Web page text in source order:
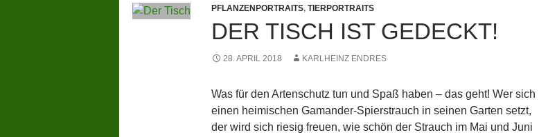
PFLANZENPORTRAITS, TIERPORTRAITS
DER TISCH IST GEDECKT!
28. APRIL 2018 KARLHEINZ ENDRES
Was für den Artenschutz tun und Spaß haben – das geht! Wer sich
einen heimischen Gamander-Spierstrauch in seinen Garten setzt,
der wird sich riesig freuen, wie schön der Strauch im Mai und Juni